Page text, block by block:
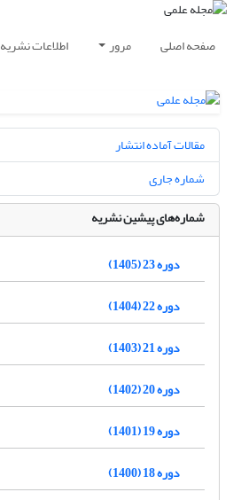
صفحه اصلی مرور اطلاعات نشریه
مقالات آماده انتشار
شماره جاری
شماره‌های پیشین نشریه
دوره 23 (1405)
دوره 22 (1404)
دوره 21 (1403)
دوره 20 (1402)
دوره 19 (1401)
دوره 18 (1400)